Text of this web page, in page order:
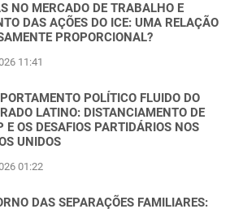
NO MERCADO DE TRABALHO E
DAS AÇÕES DO ICE: UMA RELAÇÃO
PROPORCIONAL?
11:41
POLÍTICO FLUIDO DO
LATINO: DISTANCIAMENTO DE
E OS DESAFIOS PARTIDÁRIOS NOS
UNIDOS
01:22
DAS SEPARAÇÕES FAMILIARES: